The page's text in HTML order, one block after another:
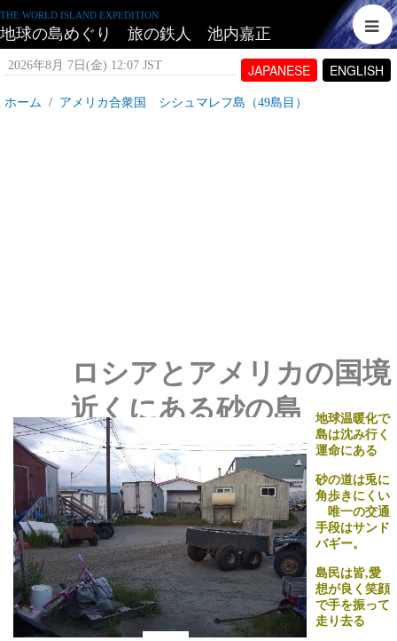
THE WORLD ISLAND EXPEDITION
地球の島めぐり 旅の鉄人 池内嘉正
JAPANESE ENGLISH
2026年8月 7日(金) 12:07 JST
ホーム アメリカ合衆国 シシュマレフ島（49島目）
地球温暖化で
島は沈み行く
運命にある
砂の道は兎に
角歩きにくい
唯一の交通
手段はサンド
バギー。
島民は皆,愛
想が良く笑顔
で手を振って
走り去る
ロシアとアメリカの国境
近くにある砂の島